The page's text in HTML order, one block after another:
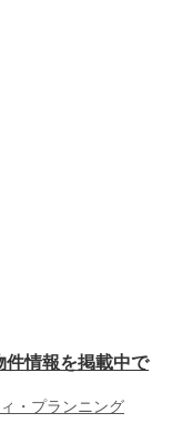
情報を掲載中で
・プランニング